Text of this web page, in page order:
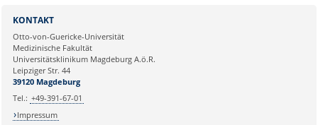
Ihre E-Mailadresse:
Ihr Anliegen:
KONTAKT
Otto-von-Guericke-Universität
Medizinische Fakultät
Universitätsklinikum Magdeburg A.ö.R.
Leipziger Str. 44
39120 Magdeburg
Tel.: +49-391-67-01
Impressum